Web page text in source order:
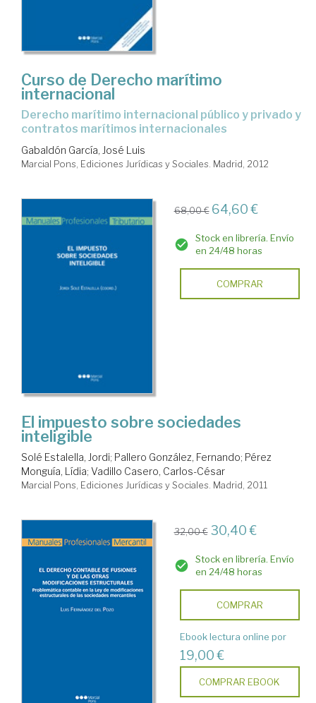
Curso de Derecho marítimo
internacional
Derecho marítimo internacional público y privado y
contratos marítimos internacionales
Gabaldón García, José Luis
Marcial Pons, Ediciones Jurídicas y Sociales. Madrid, 2012
68,00 € 64,60 €
Stock en librería. Envío
en 24/48 horas
COMPRAR
El impuesto sobre sociedades
inteligible
Solé Estalella, Jordi; Pallero González, Fernando; Pérez
Monguía, Lídia; Vadillo Casero, Carlos-César
Marcial Pons, Ediciones Jurídicas y Sociales. Madrid, 2011
32,00 € 30,40 €
Stock en librería. Envío
en 24/48 horas
COMPRAR
Ebook lectura online por
19,00 €
COMPRAR EBOOK